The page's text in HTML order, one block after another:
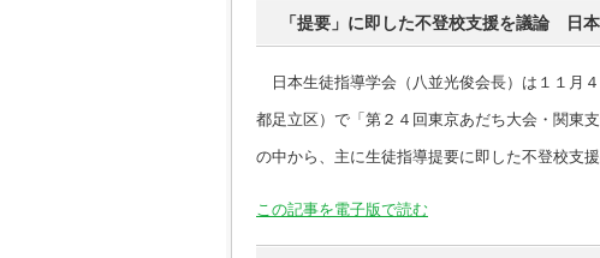
「提要」に即した不登校支援を議論 日
日本生徒指導学会（八並光俊会長）は１１月
都足立区）で「第２４回東京あだち大会・関東
の中から、主に生徒指導提要に即した不登校支援
この記事を電子版で読む